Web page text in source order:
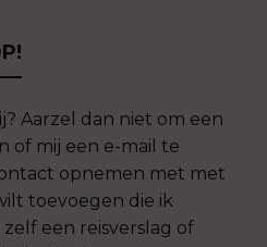
Aarzel dan niet om een
of mij een e-mail te
opnemen met met
toevoegen die ik
een reisverslag of